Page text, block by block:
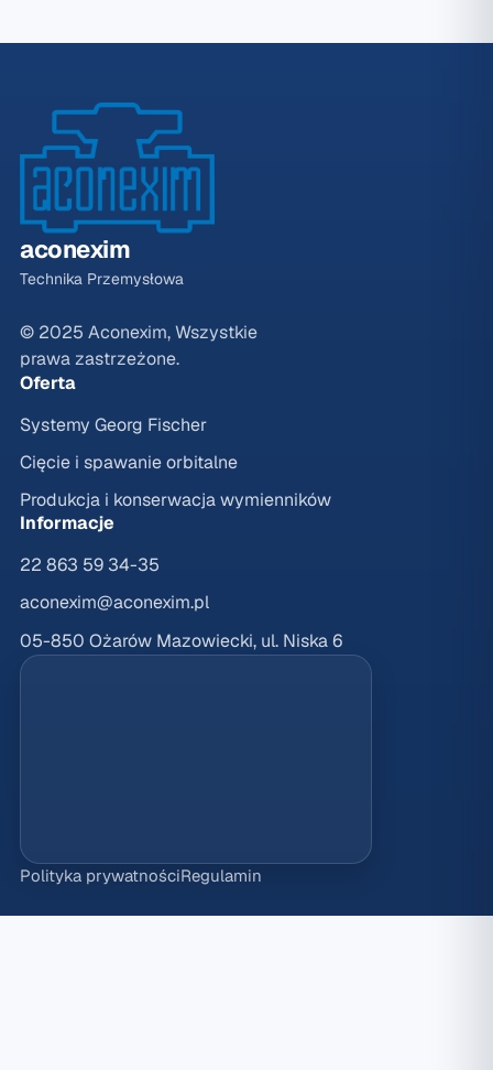
aconexim
Technika Przemysłowa
© 2025 Aconexim, Wszystkie
prawa zastrzeżone.
Oferta
Systemy Georg Fischer
Cięcie i spawanie orbitalne
Produkcja i konserwacja wymienników
Informacje
22 863 59 34-35
aconexim@aconexim.pl
05-850 Ożarów Mazowiecki, ul. Niska 6
Polityka prywatnościRegulamin